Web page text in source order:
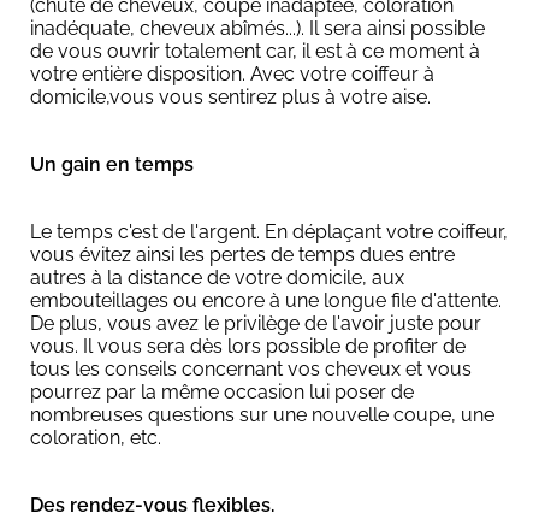
(chute de cheveux, coupe inadaptée, coloration
inadéquate, cheveux abîmés...). Il sera ainsi possible
de vous ouvrir totalement car, il est à ce moment à
votre entière disposition. Avec votre coiffeur à
domicile,vous vous sentirez plus à votre aise.
Un gain en temps
Le temps c'est de l'argent. En déplaçant votre coiffeur,
vous évitez ainsi les pertes de temps dues entre
autres à la distance de votre domicile, aux
embouteillages ou encore à une longue file d'attente.
De plus, vous avez le privilège de l'avoir juste pour
vous. Il vous sera dès lors possible de profiter de
tous les conseils concernant vos cheveux et vous
pourrez par la même occasion lui poser de
nombreuses questions sur une nouvelle coupe, une
coloration, etc.
Des rendez-vous flexibles.